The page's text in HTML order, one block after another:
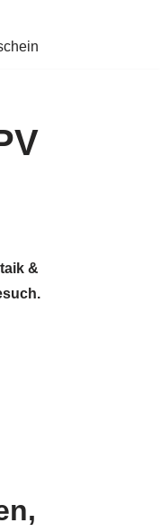
&